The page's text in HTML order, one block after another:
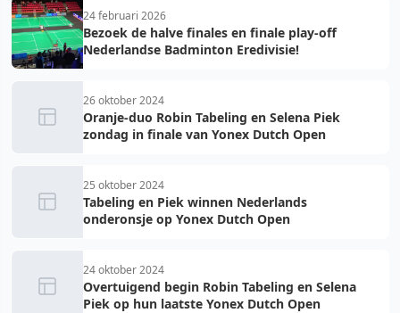
24 februari 2026
Bezoek de halve finales en finale play-off
Nederlandse Badminton Eredivisie!
26 oktober 2024
Oranje-duo Robin Tabeling en Selena Piek
zondag in finale van Yonex Dutch Open
25 oktober 2024
Tabeling en Piek winnen Nederlands
onderonsje op Yonex Dutch Open
24 oktober 2024
Overtuigend begin Robin Tabeling en Selena
Piek op hun laatste Yonex Dutch Open